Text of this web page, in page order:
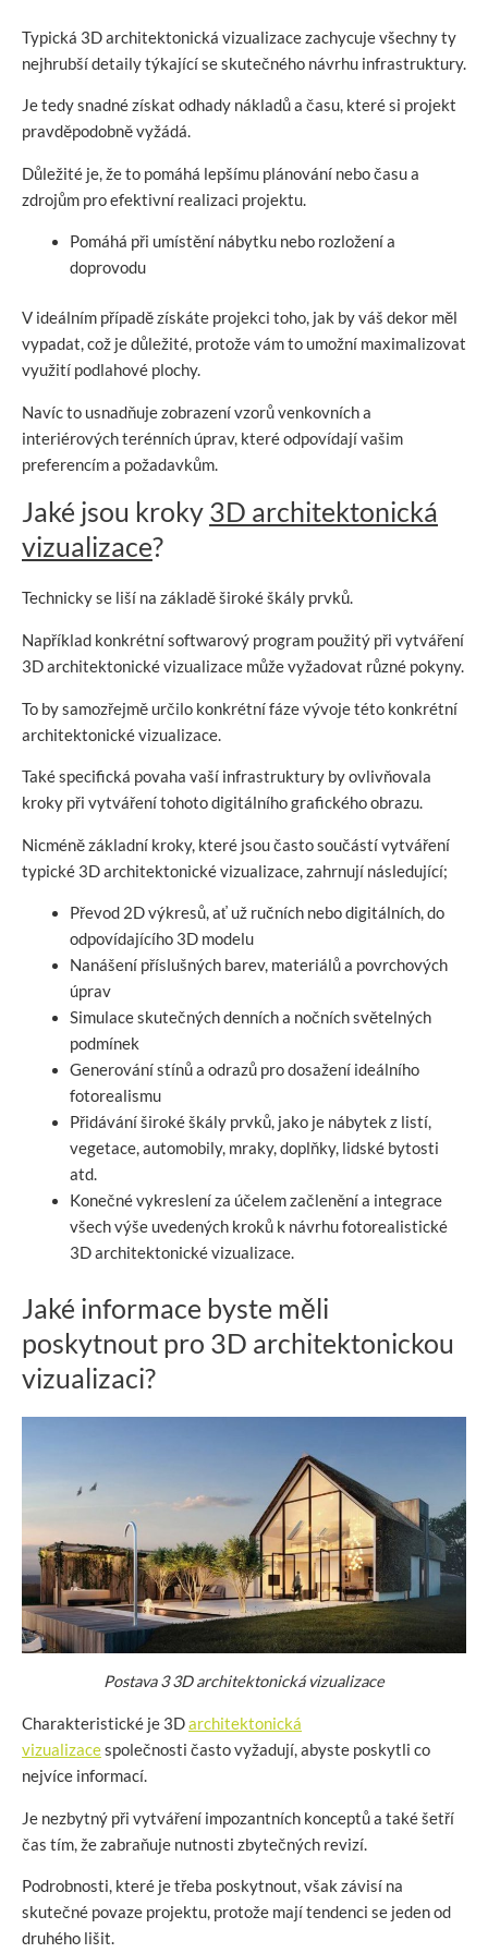
Typická 3D architektonická vizualizace zachycuje všechny ty
nejhrubší detaily týkající se skutečného návrhu infrastruktury.
Je tedy snadné získat odhady nákladů a času, které si projekt
pravděpodobně vyžádá.
Důležité je, že to pomáhá lepšímu plánování nebo času a
zdrojům pro efektivní realizaci projektu.
Pomáhá při umístění nábytku nebo rozložení a
doprovodu
V ideálním případě získáte projekci toho, jak by váš dekor měl
vypadat, což je důležité, protože vám to umožní maximalizovat
využití podlahové plochy.
Navíc to usnadňuje zobrazení vzorů venkovních a
interiérových terénních úprav, které odpovídají vašim
preferencím a požadavkům.
Jaké jsou kroky 3D architektonická
vizualizace?
Technicky se liší na základě široké škály prvků.
Například konkrétní softwarový program použitý při vytváření
3D architektonické vizualizace může vyžadovat různé pokyny.
To by samozřejmě určilo konkrétní fáze vývoje této konkrétní
architektonické vizualizace.
Také specifická povaha vaší infrastruktury by ovlivňovala
kroky při vytváření tohoto digitálního grafického obrazu.
Nicméně základní kroky, které jsou často součástí vytváření
typické 3D architektonické vizualizace, zahrnují následující;
Převod 2D výkresů, ať už ručních nebo digitálních, do
odpovídajícího 3D modelu
Nanášení příslušných barev, materiálů a povrchových
úprav
Simulace skutečných denních a nočních světelných
podmínek
Generování stínů a odrazů pro dosažení ideálního
fotorealismu
Přidávání široké škály prvků, jako je nábytek z listí,
vegetace, automobily, mraky, doplňky, lidské bytosti
atd.
Konečné vykreslení za účelem začlenění a integrace
všech výše uvedených kroků k návrhu fotorealistické
3D architektonické vizualizace.
Jaké informace byste měli
poskytnout pro 3D architektonickou
vizualizaci?
Postava33D architektonická vizualizace
Charakteristické je 3Darchitektonická
vizualizacespolečnosti často vyžadují, abyste poskytli co
nejvíce informací.
Je nezbytný při vytváření impozantních konceptů a také šetří
čas tím, že zabraňuje nutnosti zbytečných revizí.
Podrobnosti, které je třeba poskytnout, však závisí na
skutečné povaze projektu, protože mají tendenci se jeden od
druhého lišit.